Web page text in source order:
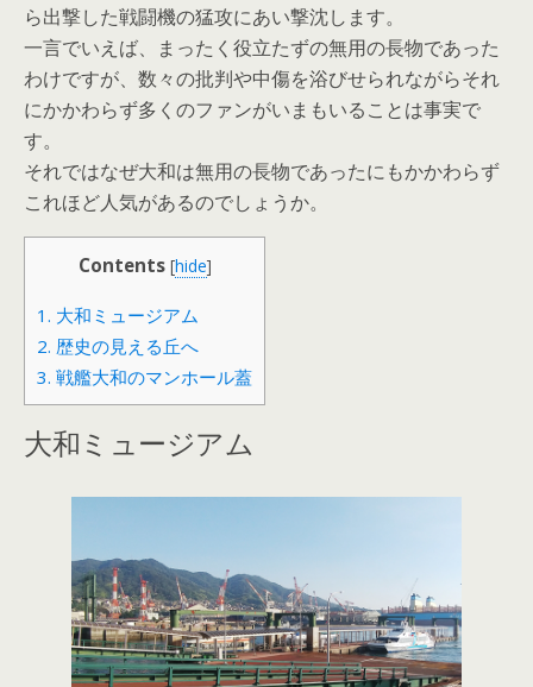
ら出撃した戦闘機の猛攻にあい撃沈します。
一言でいえば、まったく役立たずの無用の長物であった
わけですが、数々の批判や中傷を浴びせられながらそれ
にかかわらず多くのファンがいまもいることは事実で
す。
それではなぜ大和は無用の長物であったにもかかわらず
これほど人気があるのでしょうか。
Contents [hide]
1. 大和ミュージアム
2. 歴史の見える丘へ
3. 戦艦大和のマンホール蓋
大和ミュージアム